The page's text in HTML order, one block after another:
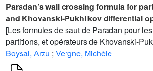
Paradan’s wall crossing formula for
and Khovanski-Pukhlikov differential
[Les formules de saut de Paradan pour
partitions, et opérateurs de Khovanski-
Boysal, Arzu ; Vergne, Michèle